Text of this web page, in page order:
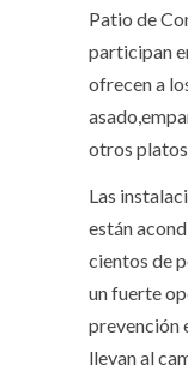
Patio de
participan
ofrecen a
otros
Las
están
cientos de
un fuerte
prevención
llevan al